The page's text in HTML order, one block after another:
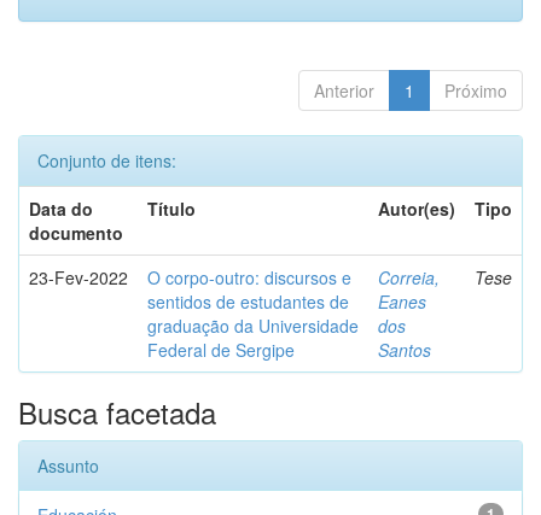
Anterior 1 Próximo
Conjunto de itens:
Data do
documento
Título Autor(es) Tipo
23-Fev-2022
O corpo-outro: discursos e
sentidos de estudantes de
graduação da Universidade
Federal de Sergipe
Correia,
Eanes
dos
Santos
Tese
Busca facetada
Assunto